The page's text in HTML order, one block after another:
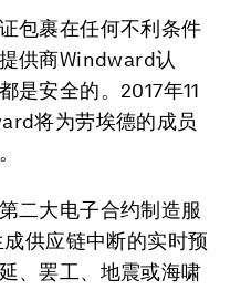
包裹在任何不利条件
供商Windward认
是安全的。2017年11
将为劳埃德的成员
二大电子合约制造服
供应链中断的实时预
、罢工、地震或海啸